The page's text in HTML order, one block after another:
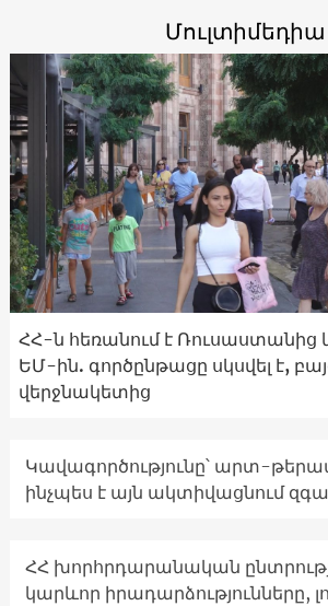
Մուլտիմեդիա
ՀՀ-ն հեռանում է Ռուսաստանից
ԵՄ-ին. գործընթացը սկսվել է,
վերջնակետից
Կավագործությունը՝ արտ-
ինչպես է այն ակտիվացնում
ՀՀ խորհրդարանական
կարևոր իրադարձությունները,